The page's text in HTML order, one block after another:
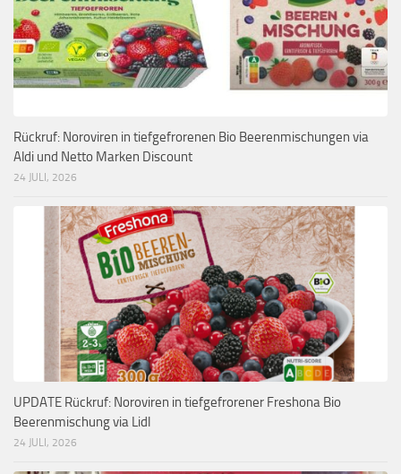
Rückruf: Noroviren in tiefgefrorenen Bio Beerenmischungen via
Aldi und Netto Marken Discount
24 JULI, 2026
UPDATE Rückruf: Noroviren in tiefgefrorener Freshona Bio
Beerenmischung via Lidl
24 JULI, 2026